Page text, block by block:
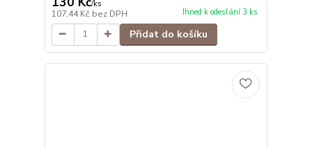
/ks
107,44 Kč bez DPH Ihned k odeslání 3 ks
Přidat do košíku